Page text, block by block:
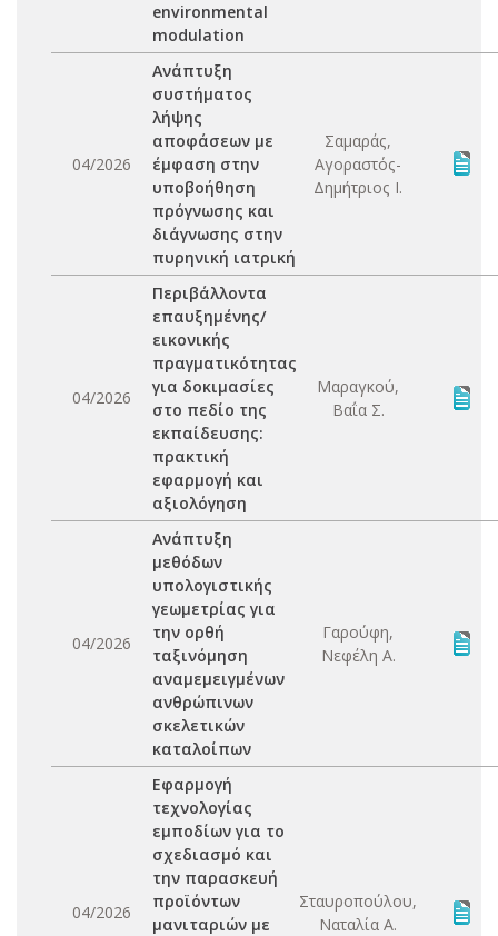
environmental
modulation
04/2026
Ανάπτυξη
συστήματος
λήψης
αποφάσεων με
έμφαση στην
υποβοήθηση
πρόγνωσης και
διάγνωσης στην
πυρηνική ιατρική
Σαμαράς,
Αγοραστός-
Δημήτριος Ι.
04/2026
Περιβάλλοντα
επαυξημένης/
εικονικής
πραγματικότητας
για δοκιμασίες
στο πεδίο της
εκπαίδευσης:
πρακτική
εφαρμογή και
αξιολόγηση
Μαραγκού,
Βαΐα Σ.
04/2026
Ανάπτυξη
μεθόδων
υπολογιστικής
γεωμετρίας για
την ορθή
ταξινόμηση
αναμεμειγμένων
ανθρώπινων
σκελετικών
καταλοίπων
Γαρούφη,
Νεφέλη Α.
04/2026
Εφαρμογή
τεχνολογίας
εμποδίων για το
σχεδιασμό και
την παρασκευή
προϊόντων
μανιταριών με
Σταυροπούλου,
Ναταλία Α.